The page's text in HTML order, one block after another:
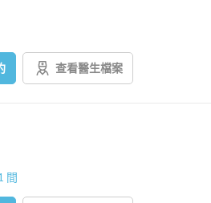
查看醫生檔案
間